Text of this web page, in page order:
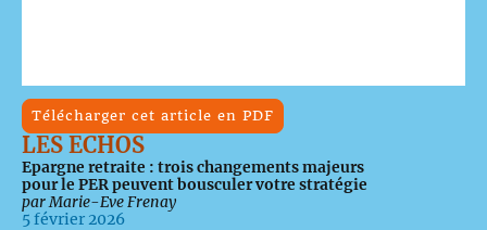
Télécharger cet article en PDF
LES ECHOS
Epargne retraite : trois changements majeurs
pour le PER peuvent bousculer votre stratégie
par Marie-Eve Frenay
5 février 2026